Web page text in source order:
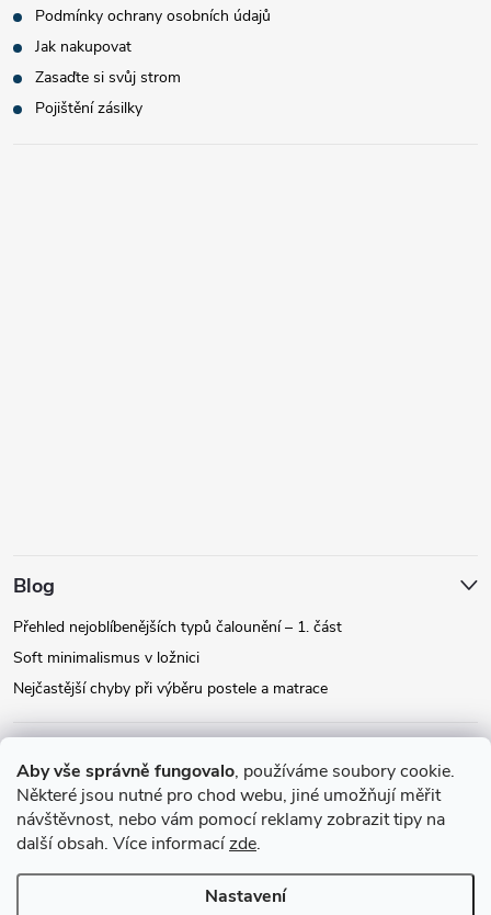
Aby vše správně fungovalo, používáme soubory cookie.
Některé jsou nutné pro chod webu, jiné umožňují měřit
návštěvnost, nebo vám pomocí reklamy zobrazit tipy na
další obsah. Více informacízde.
Nastavení
Podmínky ochrany osobních údajů
Jak nakupovat
Zasaďte si svůj strom
Pojištění zásilky
Blog
Přehled nejoblíbenějších typů čalounění – 1. část
Soft minimalismus v ložnici
Nejčastější chyby při výběru postele a matrace
Instagram